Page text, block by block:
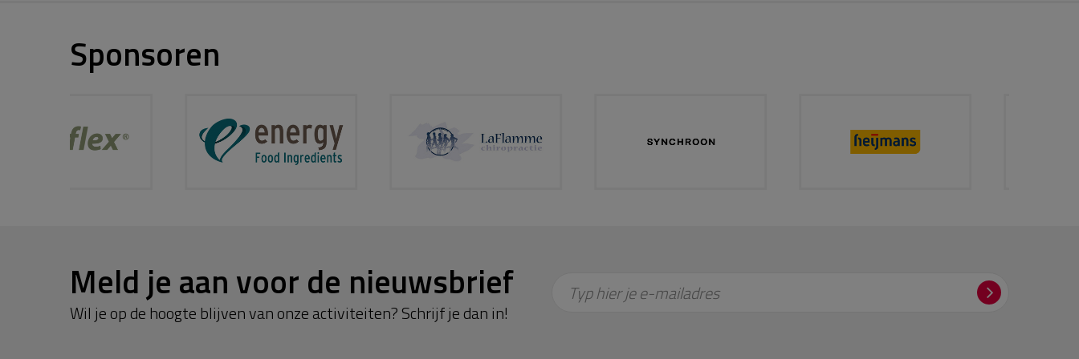
Sponsoren
Meld je aan voor de nieuwsbrief
Wil je op de hoogte blijven van onze activiteiten? Schrijf je dan in!
Typ hier je e-mailadres